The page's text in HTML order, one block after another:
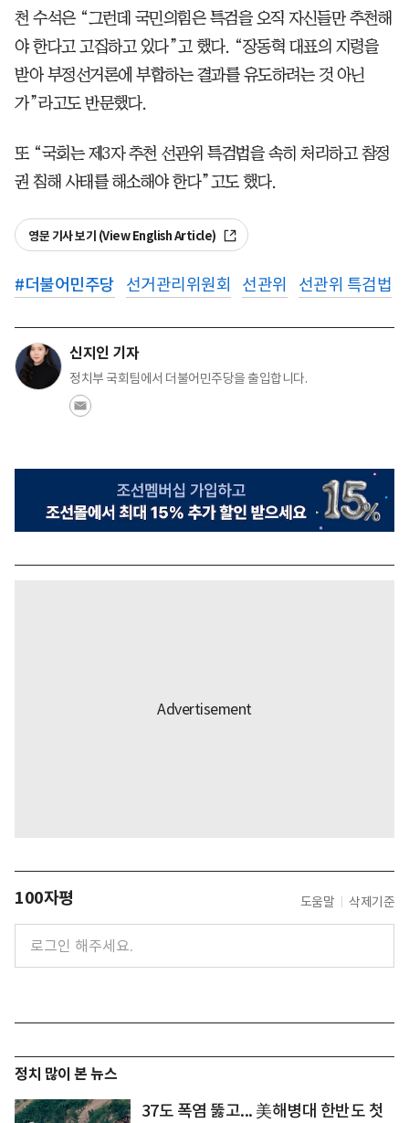
천 수석은 “그런데 국민의힘은 특검을 오직 자신들만 추천해
야 한다고 고집하고 있다”고 했다. “장동혁 대표의 지령을
받아 부정선거론에 부합하는 결과를 유도하려는 것 아닌
가”라고도 반문했다.
또 “국회는 제3자 추천 선관위 특검법을 속히 처리하고 참정
권 침해 사태를 해소해야 한다”고도 했다.
영문 기사 보기 (View English Article)
#더불어민주당 선거관리위원회 선관위 선관위 특검법
신지인 기자
정치부 국회팀에서 더불어민주당을 출입합니다.
100자평 도움말 삭제기준
정치 많이 본 뉴스
37도 폭염 뚫고... 美해병대 한반도 첫